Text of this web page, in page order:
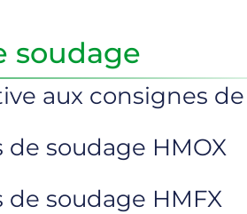
soudage
aux consignes
soudage HMOX
soudage HMFX